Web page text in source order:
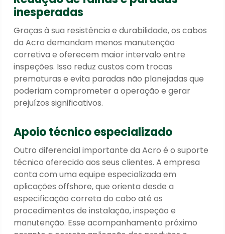
inesperadas
Graças à sua resistência e durabilidade, os cabos
da Acro demandam menos manutenção
corretiva e oferecem maior intervalo entre
inspeções. Isso reduz custos com trocas
prematuras e evita paradas não planejadas que
poderiam comprometer a operação e gerar
prejuízos significativos.
Apoio técnico especializado
Outro diferencial importante da Acro é o suporte
técnico oferecido aos seus clientes. A empresa
conta com uma equipe especializada em
aplicações offshore, que orienta desde a
especificação correta do cabo até os
procedimentos de instalação, inspeção e
manutenção. Esse acompanhamento próximo